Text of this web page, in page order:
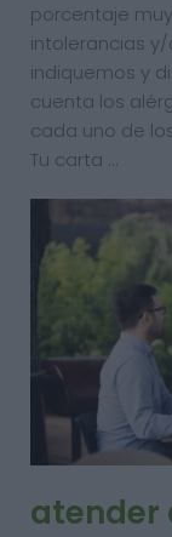
porcentaje
intolerancias
indiquemos y
cuenta los
cada uno de
Tu carta …
atender